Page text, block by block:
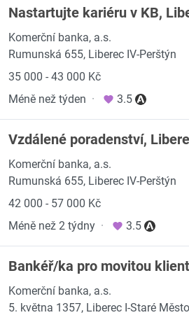
Nastartujte kariéru v KB,
Komerční banka, a.s.
Rumunská 655, Liberec IV-Perštýn
35 000 - 43 000 Kč
Méně než týden · 3.5
Vzdálené poradenství,
Komerční banka, a.s.
Rumunská 655, Liberec IV-Perštýn
42 000 - 57 000 Kč
Méně než 2 týdny · 3.5
Bankéř/ka pro movitou
Komerční banka, a.s.
5. května 1357, Liberec I-Staré Město